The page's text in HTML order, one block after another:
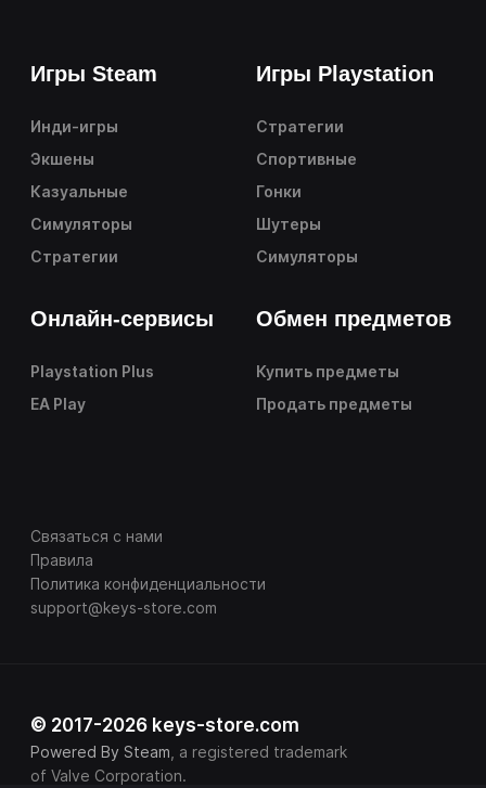
Игры Steam
Инди-игры
Экшены
Казуальные
Симуляторы
Стратегии
Игры Playstation
Стратегии
Спортивные
Гонки
Шутеры
Симуляторы
Онлайн-сервисы
Playstation Plus
EA Play
Обмен предметов
Купить предметы
Продать предметы
Связаться с нами
Правила
Политика конфиденциальности
support@keys-store.com
© 2017-2026 keys-store.com
Powered By Steam , a registered trademark
of Valve Corporation.